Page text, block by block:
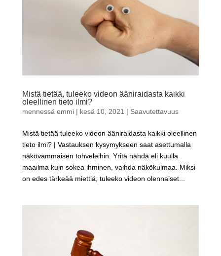
Mistä tietää, tuleeko videon ääniraidasta kaikki
oleellinen tieto ilmi?
mennessä emmi| kesä 10, 2021 | Saavutettavuus
Mistä tietää tuleeko videon ääniraidasta kaikki oleellinen
tieto ilmi? | Vastauksen kysymykseen saat asettumalla
näkövammaisen tohveleihin. Yritä nähdä eli kuulla
maailma kuin sokea ihminen, vaihda näkökulmaa. Miksi
on edes tärkeää miettiä, tuleeko videon olennaiset...